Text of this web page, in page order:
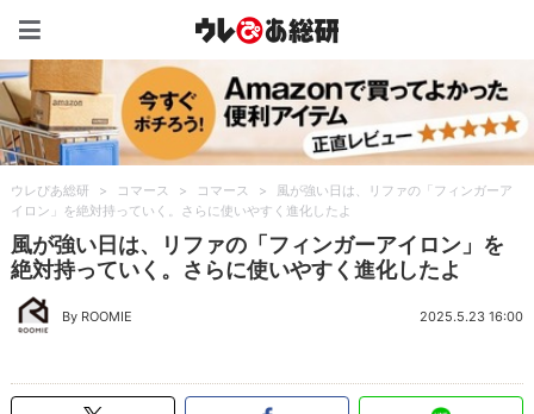
ウレぴあ総研 > コマース > コマース >
風が強い日は、リファの「フィンガーア
イロン」を絶対持っていく。さらに使いやすく進化したよ
風が強い日は、リファの「フィンガーアイロン」を
絶対持っていく。さらに使いやすく進化したよ
By ROOMIE 2025.5.23 16:00